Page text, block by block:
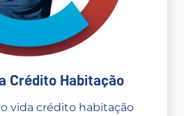
Crédito Habitação
vida crédito habitação